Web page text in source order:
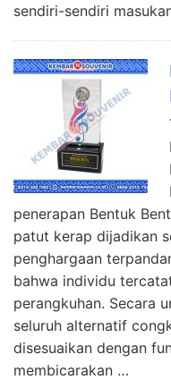
sendiri-sendiri
penerapan Bentuk
patut kerap dijadikan
penghargaan
bahwa individu
perangkuhan. Secara
seluruh alternatif
disesuaikan dengan
membicarakan …